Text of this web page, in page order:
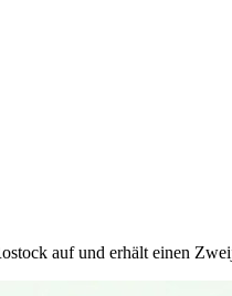
auf und erhält einen